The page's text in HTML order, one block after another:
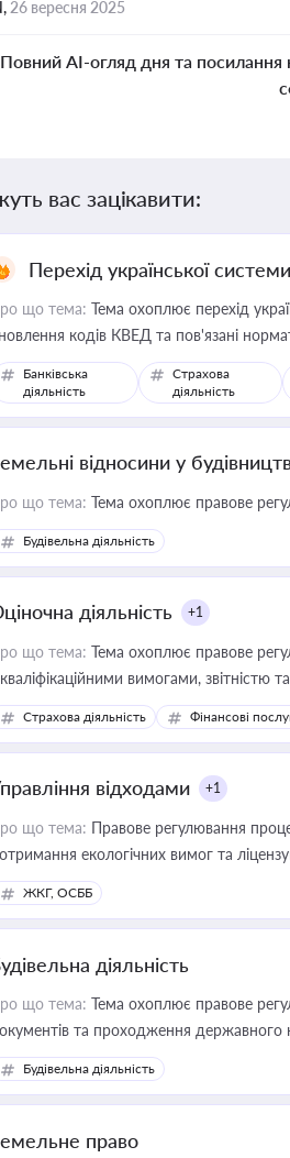
26 вересня 2025
Повний AI-огляд дня та посилання
вас зацікавити:
Перехід української
що тема: Тема охоплює перехід
кодів КВЕД та пов'язані
Банківська
діяльність
Страхова
діяльність
відносини у
що тема: Тема охоплює правове
Будівельна діяльність
діяльність +1
що тема: Тема охоплює правове
вимогами, звітністю
змін у цій сфері корисне для
оренди державного майна,
Страхова діяльність Фінансові
відходами +1
що тема: Правове регулювання
екологічних вимог та
ЖКГ, ОСББ
діяльність
що тема: Тема охоплює правове
та проходження державного
Будівельна діяльність
право